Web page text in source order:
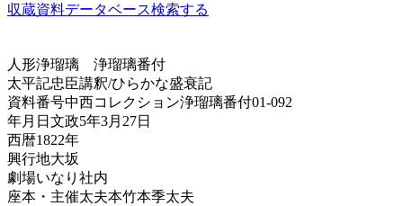
収蔵資料データベース検索する
人形浄瑠璃 浄瑠璃番付
太平記忠臣講釈/ひらかな盛衰記
資料番号中西コレクション浄瑠璃番付01-092
年月日 文政5年3月27日
西暦1822年
興行地大坂
劇場いなり社内
座本・主催太夫本竹本季太夫